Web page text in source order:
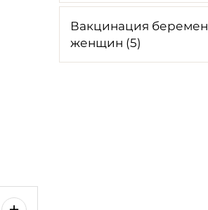
Вакцинация
женщин (5)